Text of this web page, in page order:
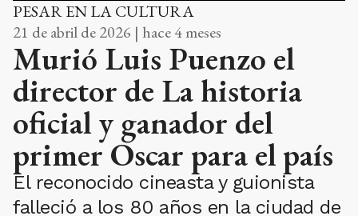
PESAR EN LA CULTURA
21 de abril de 2026 | hace 4 meses
Murió Luis Puenzo el
director de La historia
oficial y ganador del
primer Oscar para el país
El reconocido cineasta y guionista
falleció a los 80 años en la ciudad de